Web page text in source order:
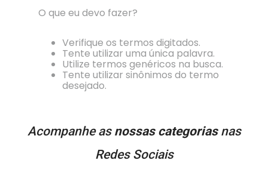
O que eu devo fazer?
Verifique os termos digitados.
Tente utilizar uma única palavra.
Utilize termos genéricos na busca.
Tente utilizar sinônimos do termo
desejado.
Acompanhe as nossas categoriasnas
Redes Sociais